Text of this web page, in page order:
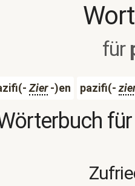
für
Zier-)en pazifi(-